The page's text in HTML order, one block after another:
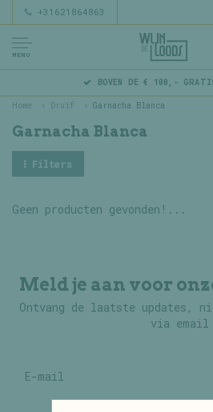
+31621864863
MENU
BOVEN DE € 100,-
Home Druif Garnacha Blanca
Garnacha Blanca
Filters
Geen producten gevonden!...
Meld je aan voor
Ontvang de laatste updates,
via email